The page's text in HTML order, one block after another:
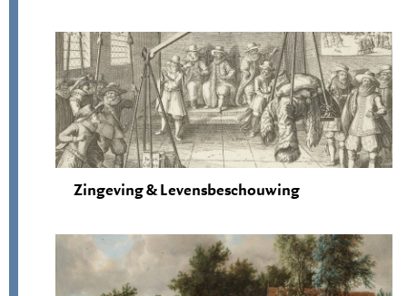
Zingeving & Levensbeschouwing